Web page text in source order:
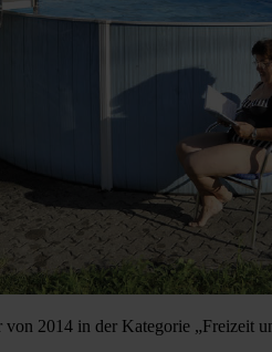
2014 in der Kategorie „Freizeit